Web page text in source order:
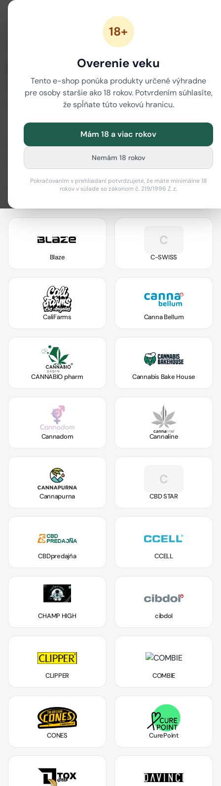
18+
Overenie veku
Tento e-shop ponúka produkty určené výhradne
pre osoby staršie ako 18 rokov. Potvrdením súhlasíte,
že spĺňate túto vekovú hranicu.
Mám 18 a viac rokov
Nemám 18 rokov
Pokračovaním v prehliadaní potvrdzujete, že máte minimálne 18
rokov v súlade so zákonom č. 219/1996 Z. z.
80 značiek
Best Buds
Blaze
C
C-SWISS
CaliFarms Canna Bellum
CANNABIO pharm Cannabis Bake House
Cannadom Cannaline
Cannapurna
C
CBD STAR
CBDpredajňa CCELL
CHAMP HIGH cibdol
CLIPPER COMBIE
CONES CurePoint